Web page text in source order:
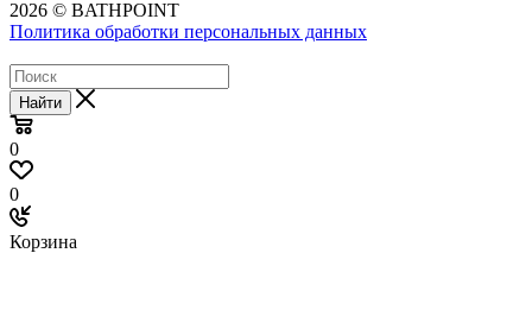
2026 © BATHPOINT
Политика обработки персональных данных
Найти
0
0
Корзина